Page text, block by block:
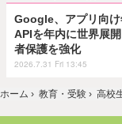
Google、アプリ向
APIを年内に世界展
者保護を強化
2026.7.31 Fri 13:45
ホーム › 教育・受験 › 高校